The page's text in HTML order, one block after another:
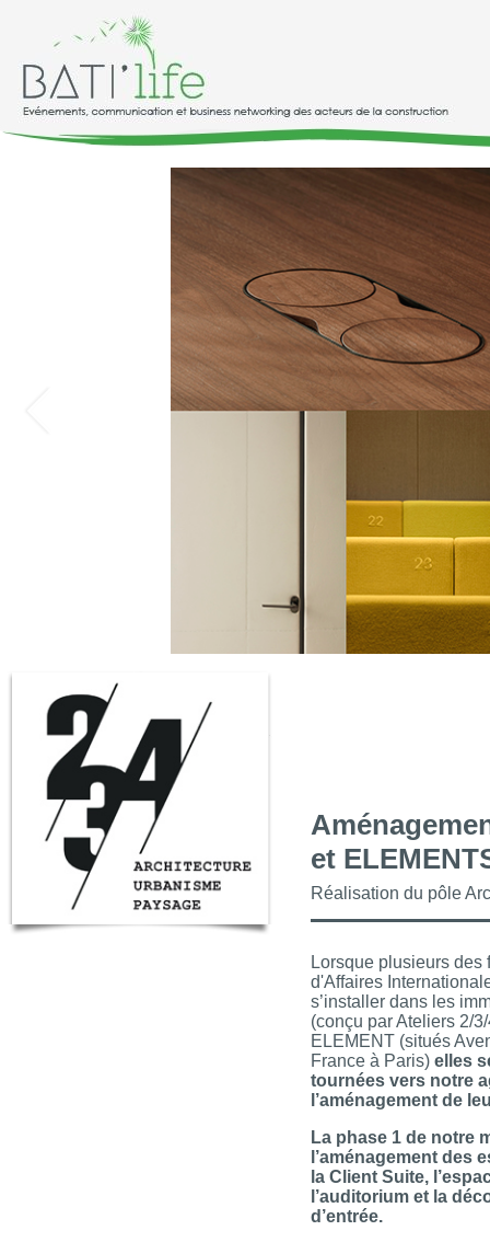
et
Réalisation du pôle
Lorsque plusieurs des
d'Affaires
s’installer dans les
(conçu par Ateliers 2/
ELEMENT (situés
France à Paris) elles
tournées vers notre
l’aménagement de
La phase 1 de notre
l’aménagement des
la Client Suite,
l’auditorium et la
d’entrée.